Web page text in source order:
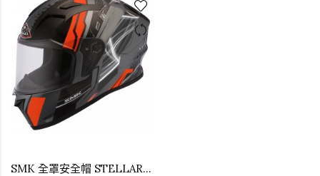
SMK 全罩安全帽 STELLAR SWANK 狂人 MADA672